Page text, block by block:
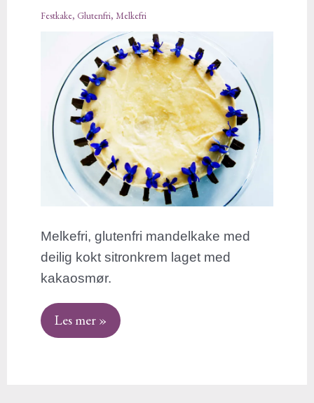
Festkake, Glutenfri, Melkefri
Melkefri, glutenfri mandelkake med
deilig kokt sitronkrem laget med
kakaosmør.
Les mer »